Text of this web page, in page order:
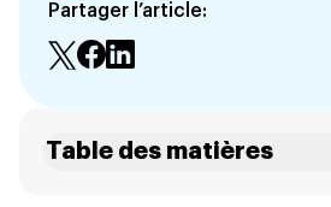
Partager l’article:
Table des matières